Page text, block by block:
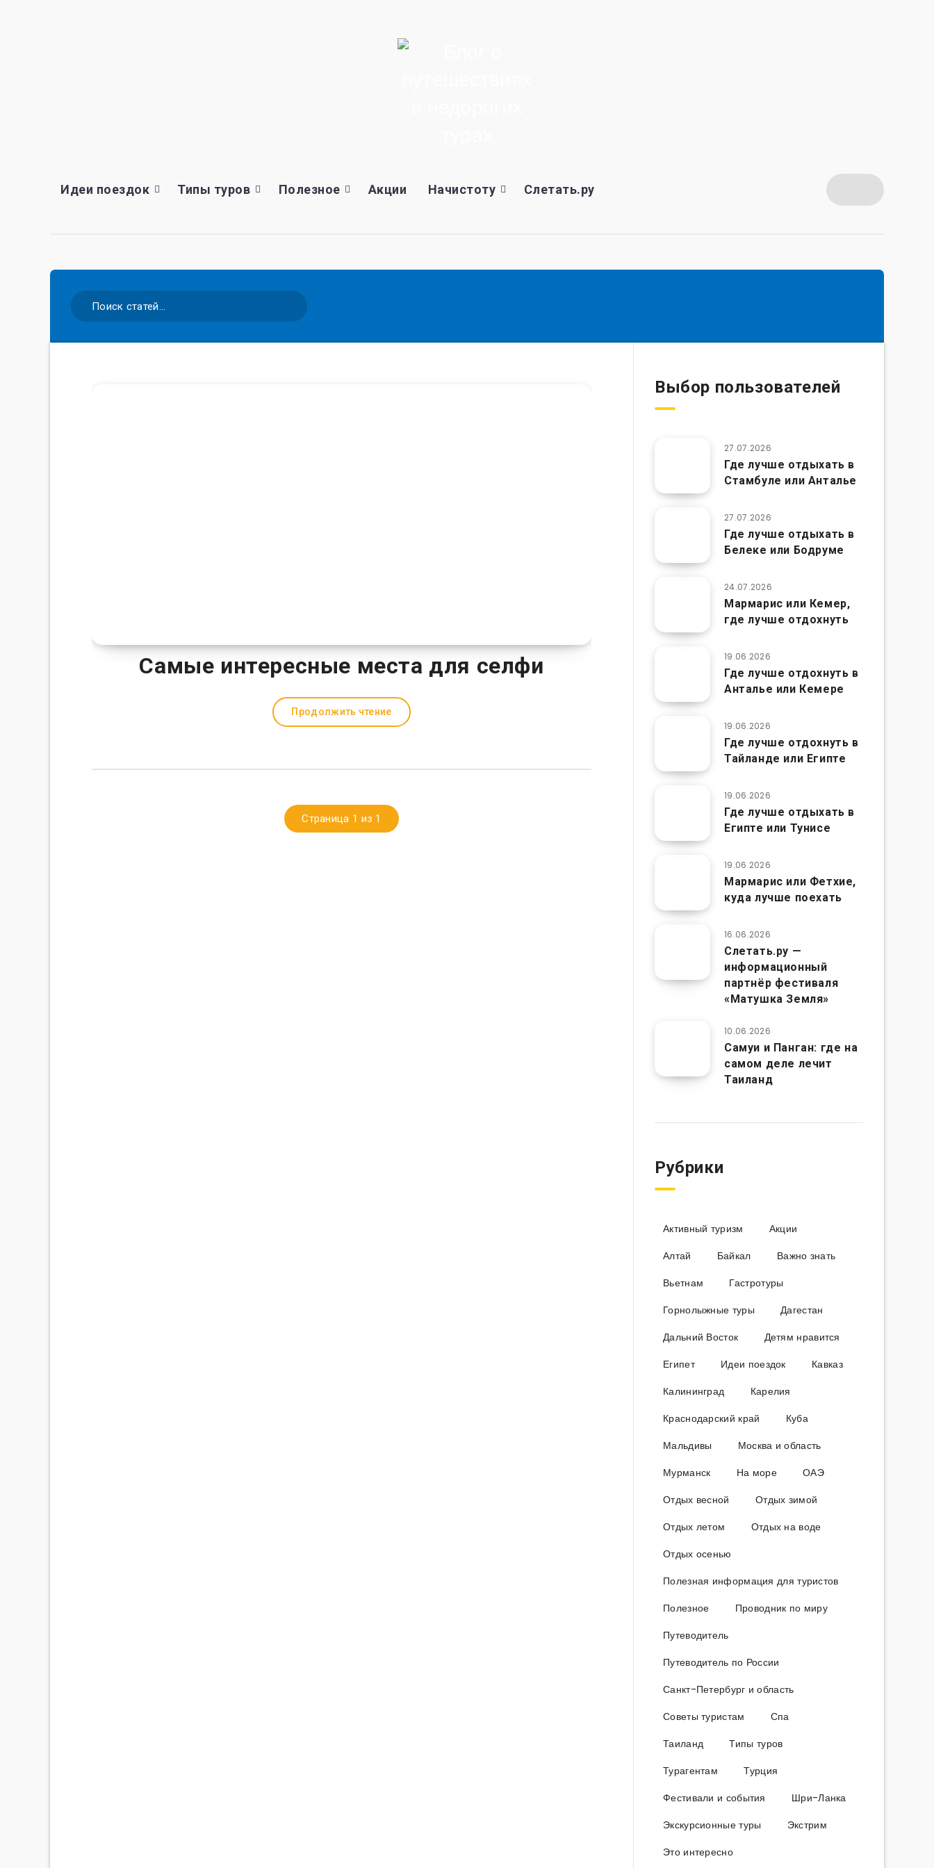
Идеи поездок Типы туров Полезное Акции Начистоту Слетать.ру
Самые интересные места для селфи
Продолжить чтение
Страница 1 из 1
Выбор пользователей
27.07.2026
Где лучше отдыхать в
Стамбуле или Анталье
27.07.2026
Где лучше отдыхать в
Белеке или Бодруме
24.07.2026
Мармарис или Кемер,
где лучше отдохнуть
19.06.2026
Где лучше отдохнуть в
Анталье или Кемере
19.06.2026
Где лучше отдохнуть в
Тайланде или Египте
19.06.2026
Где лучше отдыхать в
Египте или Тунисе
19.06.2026
Мармарис или Фетхие,
куда лучше поехать
16.06.2026
Слетать.ру —
информационный
партнёр фестиваля
«Матушка Земля»
10.06.2026
Самуи и Панган: где на
самом деле лечит
Таиланд
Рубрики
Активный туризм
Акции
Алтай
Байкал
Важно знать
Вьетнам
Гастротуры
Горнолыжные туры
Дагестан
Дальний Восток
Детям нравится
Египет
Идеи поездок
Кавказ
Калининград
Карелия
Краснодарский край
Куба
Мальдивы
Москва и область
Мурманск
На море
ОАЭ
Отдых весной
Отдых зимой
Отдых летом
Отдых на воде
Отдых осенью
Полезная информация для туристов
Полезное
Проводник по миру
Путеводитель
Путеводитель по России
Санкт-Петербург и область
Советы туристам
Спа
Таиланд
Типы туров
Турагентам
Турция
Фестивали и события
Шри-Ланка
Экскурсионные туры
Экстрим
Это интересно